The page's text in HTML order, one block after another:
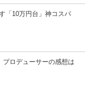
「10万円台」神コスパ
プロデューサーの感想は